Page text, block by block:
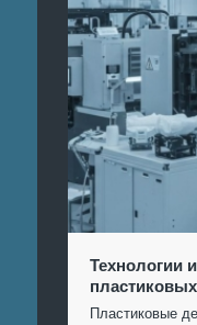
Технологии
Пластиковые